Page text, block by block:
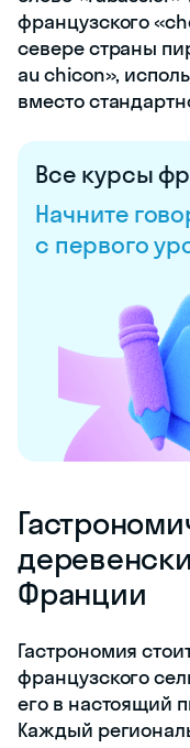
французского
севере страны
au chicon»,
вместо
Все курсы
Начните
с первого
Франции
Гастрономия
французского
его в настоящий
Каждый